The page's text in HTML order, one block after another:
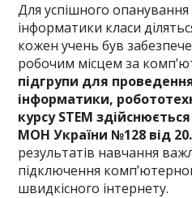
Для успішного
інформатики класи
кожен учень був
робочим місцем за
підгрупи для
інформатики,
курсу STEM
МОН України №128 від
результатів навчання
підключення
швидкісного інтернету.